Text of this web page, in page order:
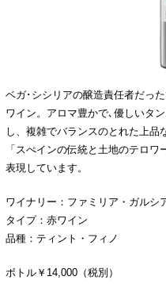
ベガ･シシリアの醸造責任者だっ
ワイン。アロマ豊かで､優しいタ
し、複雑でバランスのとれた上品
「スぺインの伝統と土地のテロ
表現しています。
ワイナリー：ファミリア・ガルシ
タイプ：赤ワイン
品種：ティント・フィノ
ボトル￥14,000（税別）